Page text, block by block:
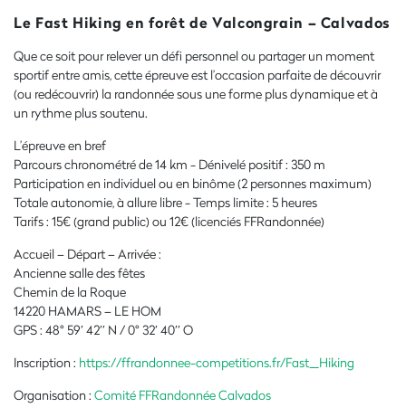
Le Fast Hiking en forêt de Valcongrain – Calvados
Que ce soit pour relever un défi personnel ou partager un moment
sportif entre amis, cette épreuve est l’occasion parfaite de découvrir
(ou redécouvrir) la randonnée sous une forme plus dynamique et à
un rythme plus soutenu.
L’épreuve en bref
Parcours chronométré de 14 km - Dénivelé positif : 350 m
Participation en individuel ou en binôme (2 personnes maximum)
Totale autonomie, à allure libre-Temps limite : 5 heures
Tarifs : 15€ (grand public) ou 12€ (licenciés FFRandonnée)
Accueil – Départ – Arrivée :
Ancienne salle des fêtes
Chemin de la Roque
14220 HAMARS – LE HOM
GPS : 48° 59′ 42′′ N / 0° 32′ 40′′ O
Inscription : https://ffrandonnee-competitions.fr/Fast_Hiking
Organisation : Comité FFRandonnée Calvados